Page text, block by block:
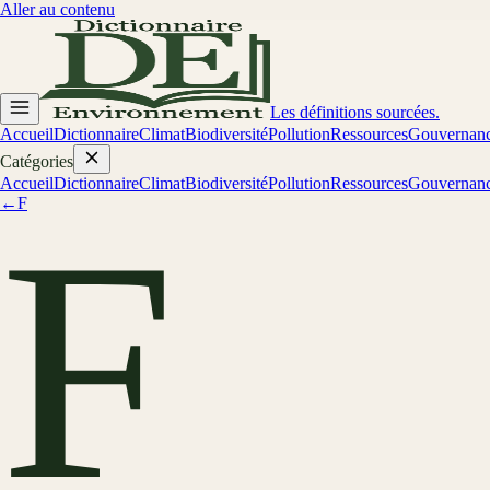
Aller au contenu
Les définitions sourcées.
AccueilDictionnaireClimatBiodiversitéPollutionRessources
Catégories
AccueilDictionnaireClimatBiodiversitéPollutionRessources
←F
F